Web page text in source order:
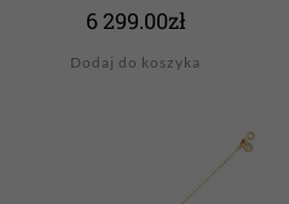
6 299.00zł
Dodaj do koszyka